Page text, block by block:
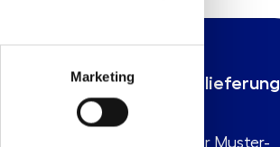
Marketing
39. Ergänzungslieferung
Im Rahmen Ihres
Abonnements der Muster-